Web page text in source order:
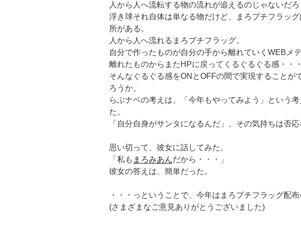
人から人へ流転する物の流れが追えるのじゃないだろ
浮き球それ自体は単なる物だけど、まろプチフラッ
所がある。
人から人へ流れるまろプチフラッグ。
自分で作ったものが自分の手から離れていくWEBメ
離れたものからまたHPに戻ってくるぐるぐる感・・・
そんなぐるぐる感をONとOFFの間で実現することが
ろうか。
らぶナベの考えは、「今年もやってみよう」という
た。
「自分自身がサンタになるんだ」、その気持ちは否応
思い切って、彼女に話してみた。
「私も まろみあんだから・・・」
彼女の答えは、簡単だった。
・・・っということで、今年はまろプチフラッグ配布
(さまざまなご意見ありがとうございました)